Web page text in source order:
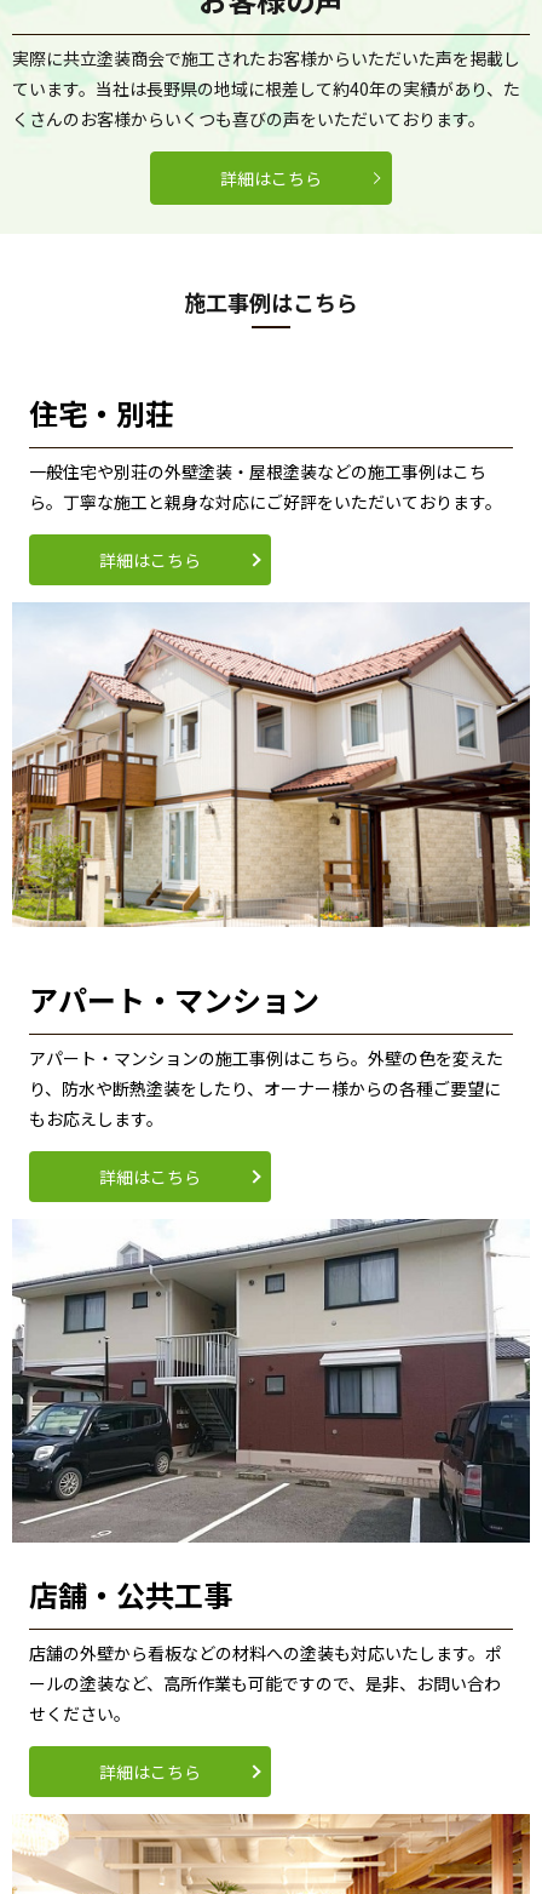
実際に共立塗装商会で施工されたお客様からいただいた声を掲載し
ています。当社は長野県の地域に根差して約40年の実績があり、た
くさんのお客様からいくつも喜びの声をいただいております。
詳細はこちら
施工事例はこちら
住宅・別荘
一般住宅や別荘の外壁塗装・屋根塗装などの施工事例はこち
ら。丁寧な施工と親身な対応にご好評をいただいております。
詳細はこちら
アパート・マンション
アパート・マンションの施工事例はこちら。外壁の色を変えた
り、防水や断熱塗装をしたり、オーナー様からの各種ご要望に
もお応えします。
詳細はこちら
店舗・公共工事
店舗の外壁から看板などの材料への塗装も対応いたします。ポ
ールの塗装など、高所作業も可能ですので、是非、お問い合わ
せください。
詳細はこちら